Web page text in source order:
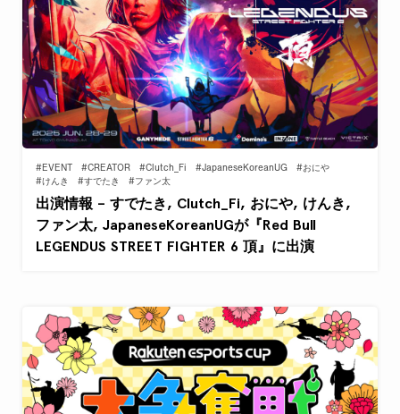
#EVENT #CREATOR #Clutch_Fi #JapaneseKoreanUG
#おにや
#けんき
#すでたき #ファン太
出演情報 – すでたき, Clutch_Fi, おにや, けんき,
ファン太, JapaneseKoreanUGが『Red Bull
LEGENDUS STREET FIGHTER 6 頂』に出演